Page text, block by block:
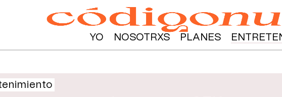
YO NOSOTRXS PLANES